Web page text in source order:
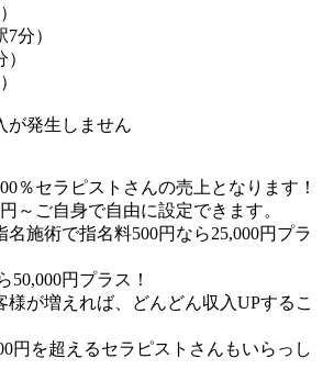
分）
発生しません
％セラピストさんの売上となります！
～ご自身で自由に設定できます。
施術で指名料500円なら25,000円プラ
50,000円プラス！
様が増えれば、どんどん収入UPするこ
円を超えるセラピストさんもいらっし